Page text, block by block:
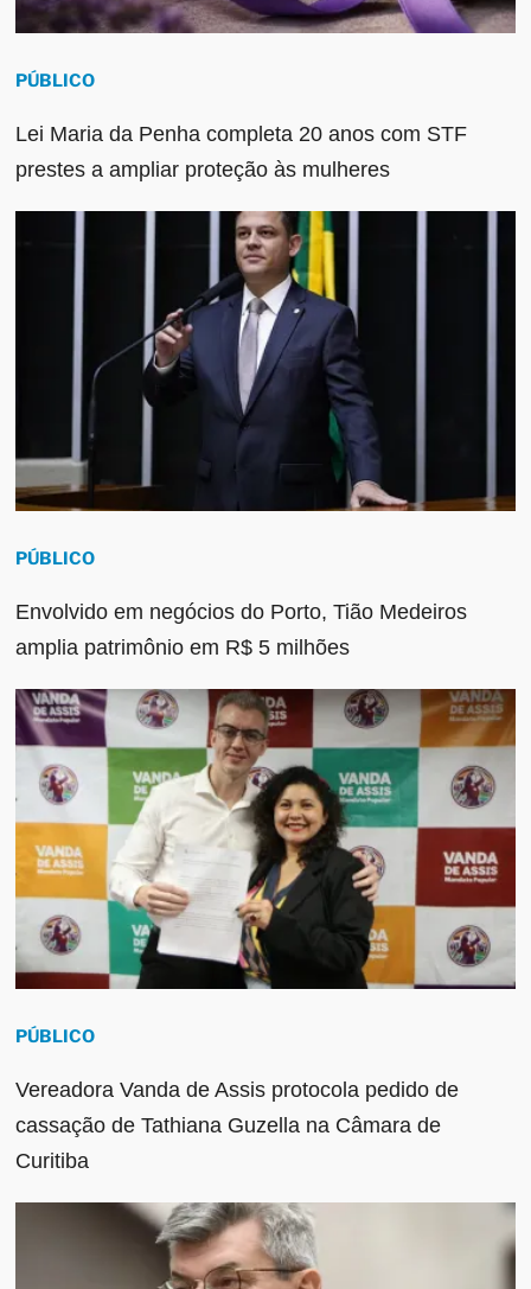
PÚBLICO
Lei Maria da Penha completa 20 anos com STF
prestes a ampliar proteção às mulheres
PÚBLICO
Envolvido em negócios do Porto, Tião Medeiros
amplia patrimônio em R$ 5 milhões
PÚBLICO
Vereadora Vanda de Assis protocola pedido de
cassação de Tathiana Guzella na Câmara de
Curitiba